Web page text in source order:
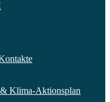
Klima-Aktionsplan